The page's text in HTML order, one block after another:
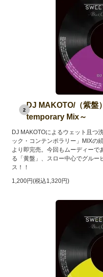
2
DJ MAKOTO/（紫盤
temporary Mix～
DJ MAKOTOによるウェット且つ
ック・コンテンポラリー」MIXの
より即完売。今回もムーディーで
る「黄盤」、スロー中心でグルー
ス！！
1,200円(税込1,320円)